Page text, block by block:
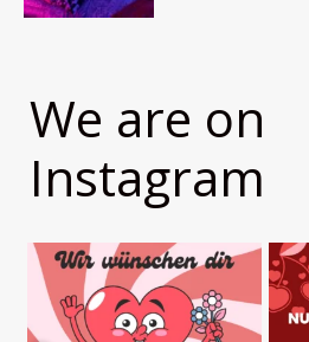
We are on
Instagram